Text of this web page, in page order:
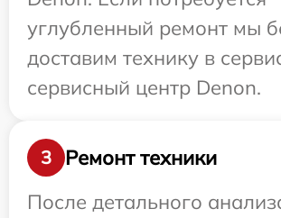
углубленный ремонт мы
доставим технику в
сервисный центр Denon.
3
Ремонт техники
После детального